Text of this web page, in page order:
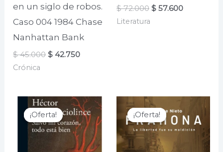
en un siglo de robos.
Caso 004 1984 Chase
Nanhattan Bank
$45.000 El
$ 42.750El
Crónica
$72.000 El
$ 57.600El
Literatura
¡Oferta!
¡Oferta! ¡Oferta!
¡Oferta!